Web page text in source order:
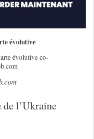
évolutive
évolutive co-
de l’Ukraine